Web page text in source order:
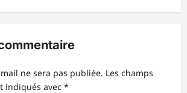
ne sera pas publiée. Les champs
indiqués avec *